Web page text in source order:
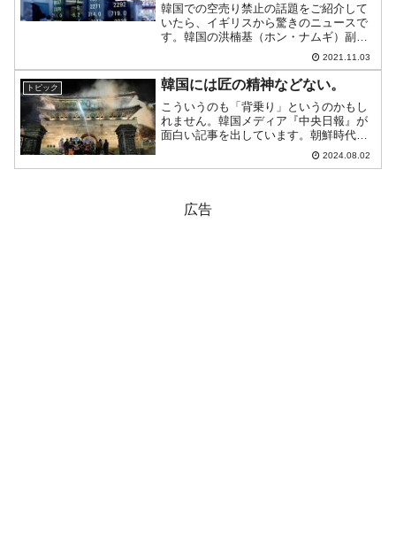
韓国での空売り禁止の話題をご紹介して
いたら、イギリスから驚きのニュースで
す。韓国の洪楠基（ホン・ナムギ）副首
相兼企画財政部長官がロンドンを訪問し
ているのですが、コリンシアホテルで開
催された韓国経済説明会で以下のように
述べたとのこと。（前略）...
2021.11.03
トピック 韓国には匠の精神などない。
こういうのも「背乗り」というのかもし
れません。韓国メディア『中央日報』が
面白い記事を出しています。朝鮮時代は
士農工商の階級社会イデオロギーが支配
したが、宮廷・寺刹などを作る匠の地位
2024.08.02
広告